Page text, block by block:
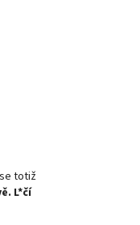
totiž
L*čí